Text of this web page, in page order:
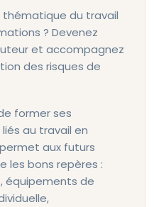
thématique du travail
? Devenez
et accompagnez
des risques de
former ses
au travail en
aux futurs
les bons repères :
équipements de